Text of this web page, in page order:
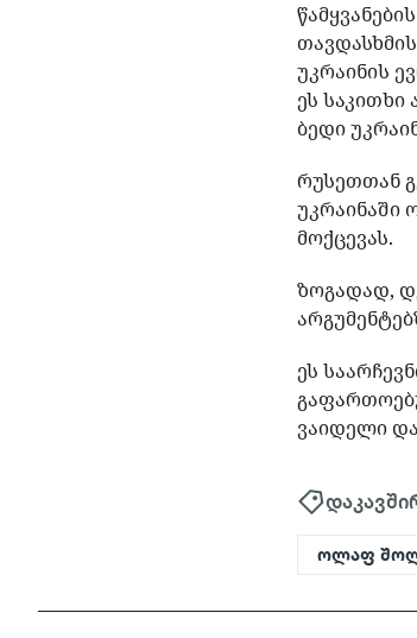
უკრაინის
ეს საკითხი
ბედი
რუსეთთან
უკრაინაში
მოქცევას.
ზოგადად,
ეს
ვაიდელი
ოლაფ